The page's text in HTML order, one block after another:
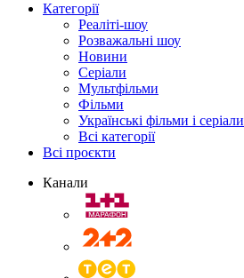
Категорії
Реаліті-шоу
Розважальні шоу
Новини
Серіали
Мультфільми
Фільми
Українські фільми і серіали
Всі категорії
Всі проєкти
Канали